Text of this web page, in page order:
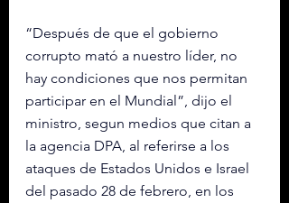
“Después de que el gobierno
corrupto mató a nuestro líder, no
hay condiciones que nos permitan
participar en el Mundial”, dijo el
ministro, segun medios que citan a
la agencia DPA, al referirse a los
ataques de Estados Unidos e Israel
del pasado 28 de febrero, en los